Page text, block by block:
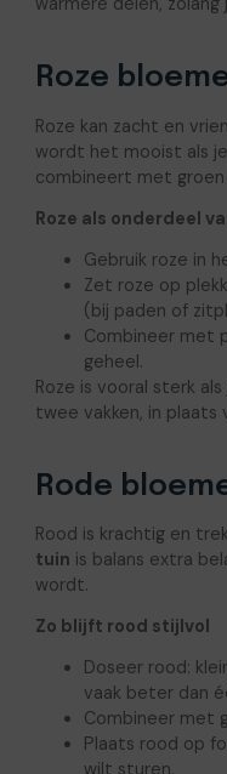
Roze
Roze kan zacht en
wordt het mooist als
combineert met groen
Roze als onderdeel
Gebruik roze in
Zet roze op
(bij paden of
Combineer met
geheel.
Roze is vooral sterk
twee vakken, in plaats
Rode
Rood is krachtig en
tuin is balans extra
wordt.
Zo blijft rood stijlvol
Doseer rood:
vaak beter dan
Combineer met
Plaats rood op
wilt sturen.